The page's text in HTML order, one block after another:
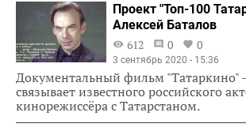
Проект "Топ-100
Алексей Баталов
612
0 0
3 сентябрь 2020 - 15:36
Документальный фильм "Татаркино"
связывает известного российского
кинорежиссёра с Татарстаном.